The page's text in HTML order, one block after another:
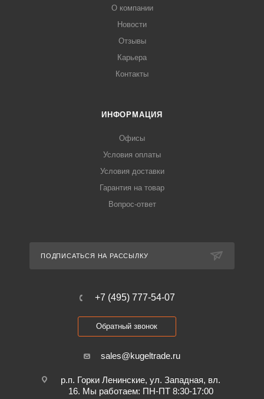
О компании
Новости
Отзывы
Карьера
Контакты
ИНФОРМАЦИЯ
Офисы
Условия оплаты
Условия доставки
Гарантия на товар
Вопрос-ответ
ПОДПИСАТЬСЯ НА РАССЫЛКУ
+7 (495) 777-54-07
Обратный звонок
sales@kugeltrade.ru
р.п. Горки Ленинские, ул. Западная, вл.
16. Мы работаем: ПН-ПТ 8:30-17:00